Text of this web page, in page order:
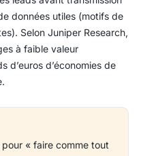
données utiles (motifs de
Selon Juniper Research,
à faible valeur
d’euros d’économies de
« faire comme tout